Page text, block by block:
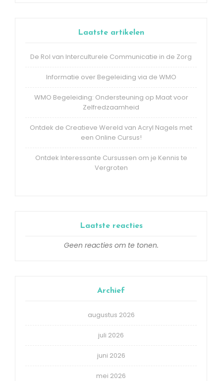
Laatste artikelen
De Rol van Interculturele Communicatie in de Zorg
Informatie over Begeleiding via de WMO
WMO Begeleiding: Ondersteuning op Maat voor
Zelfredzaamheid
Ontdek de Creatieve Wereld van Acryl Nagels met
een Online Cursus!
Ontdek Interessante Cursussen om je Kennis te
Vergroten
Laatste reacties
Geen reacties om te tonen.
Archief
augustus 2026
juli 2026
juni 2026
mei 2026